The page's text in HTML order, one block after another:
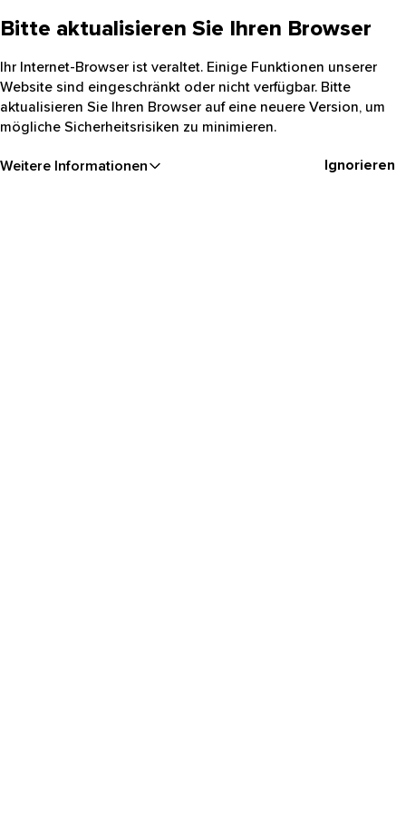
Bitte aktualisieren Sie Ihren Browser
Ihr Internet-Browser ist veraltet. Einige Funktionen unserer
Website sind eingeschränkt oder nicht verfügbar. Bitte
aktualisieren Sie Ihren Browser auf eine neuere Version, um
mögliche Sicherheitsrisiken zu minimieren.
Weitere Informationen Ignorieren